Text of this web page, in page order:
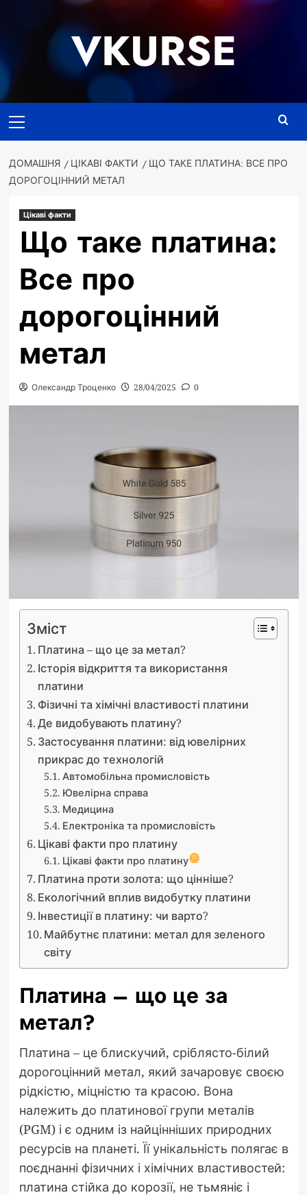
VKURSE
меню
ДОМАШНЯ ЦІКАВІ ФАКТИ
ЩО ТАКЕ ПЛАТИНА: ВСЕ ПРО
ДОРОГОЦІННИЙ МЕТАЛ
Цікаві факти
Що таке платина:
Все про
дорогоцінний
метал
Олександр Троценко 28/04/2025 0
Зміст
Платина – що це за метал?
Історія відкриття та використання
платини
Фізичні та хімічні властивості платини
Де видобувають платину?
Застосування платини: від ювелірних
прикрас до технологій
Автомобільна промисловість
Ювелірна справа
Медицина
Електроніка та промисловість
Цікаві факти про платину
Цікаві факти про платину
Платина проти золота: що цінніше?
Екологічний вплив видобутку платини
Інвестиції в платину: чи варто?
Майбутнє платини: метал для зеленого
світу
Платина – що це за
метал?
Платина – це блискучий, сріблясто-білий
дорогоцінний метал, який зачаровує своєю
рідкістю, міцністю та красою. Вона
належить до платинової групи металів
(PGM) і є одним із найцінніших природних
ресурсів на планеті. Її унікальність полягає в
поєднанні фізичних і хімічних властивостей:
платина стійка до корозії, не тьмяніє і